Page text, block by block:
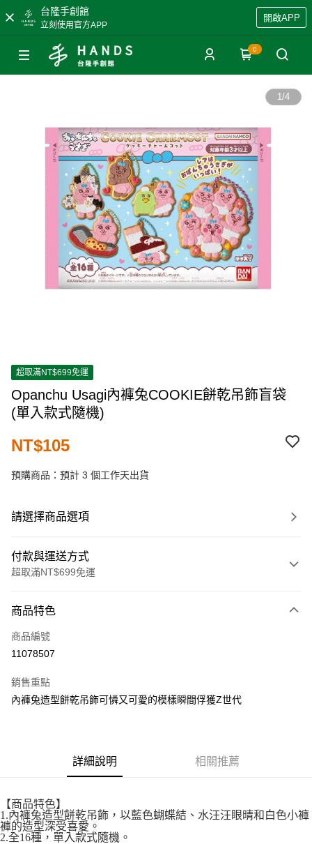
台隆手創館
立刻使用官方APP
開啟APP
0
1/4
超取滿NT$699免運
Opanchu Usagi內褲兔COOKIE餅乾吊飾盲袋
(單入款式隨機)
NT$105
預購商品：預計 3 個工作天出貨
請選擇商品選項
付款與運送方式
超取滿NT$699免運
信用卡一次付款
超商取貨付款
街口支付
AFTEE先享後付
【關於「AFTEE先享後付」】
AFTEE先享後付是「在收到商品之後才付款」的支付方式。 讓您購物簡單
便利好安心！
ATM付款
商品特色
商品編號
11078507
銷售重點
內褲兔造型餅乾吊飾可憐又可愛的模樣瞬間俘獲Z世代
詳細說明 相關推薦
【商品特色】
1.內褲兔造型餅乾吊飾，以藍色蝴蝶結、水汪汪眼晴和白色小褲
褲的造型深受喜愛。
2.全16種，單入款式隨機。